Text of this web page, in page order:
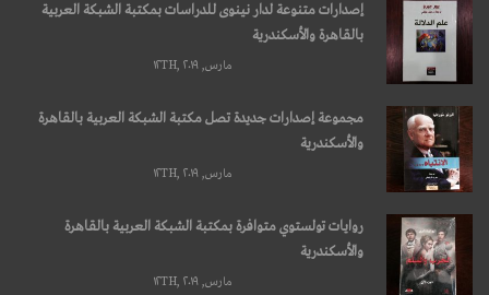
إصدارات متنوعة لدار نينوى للدراسات بمكتبة الشبكة العربية
بالقاهرة والأسكندرية
مارس, ۱۲TH, ۲۰۱۹
مجموعة إصدارات جديدة تصل مكتبة الشبكة العربية بالقاهرة
والأسكندرية
مارس, ۱۲TH, ۲۰۱۹
روايات تولستوي متوافرة بمكتبة الشبكة العربية بالقاهرة
والأسكندرية
مارس, ۱۲TH, ۲۰۱۹